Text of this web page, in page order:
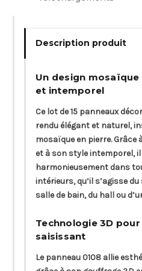
Description produit
Un design
et intemporel
Ce lot de 15 panneaux
rendu élégant et naturel,
mosaïque en pierre.
et à son style intemporel, il
harmonieusement dans
intérieurs, qu’il s’agisse
salle de bain, du hall ou
Technologie 3D
saisissant
Le panneau 0108 allie